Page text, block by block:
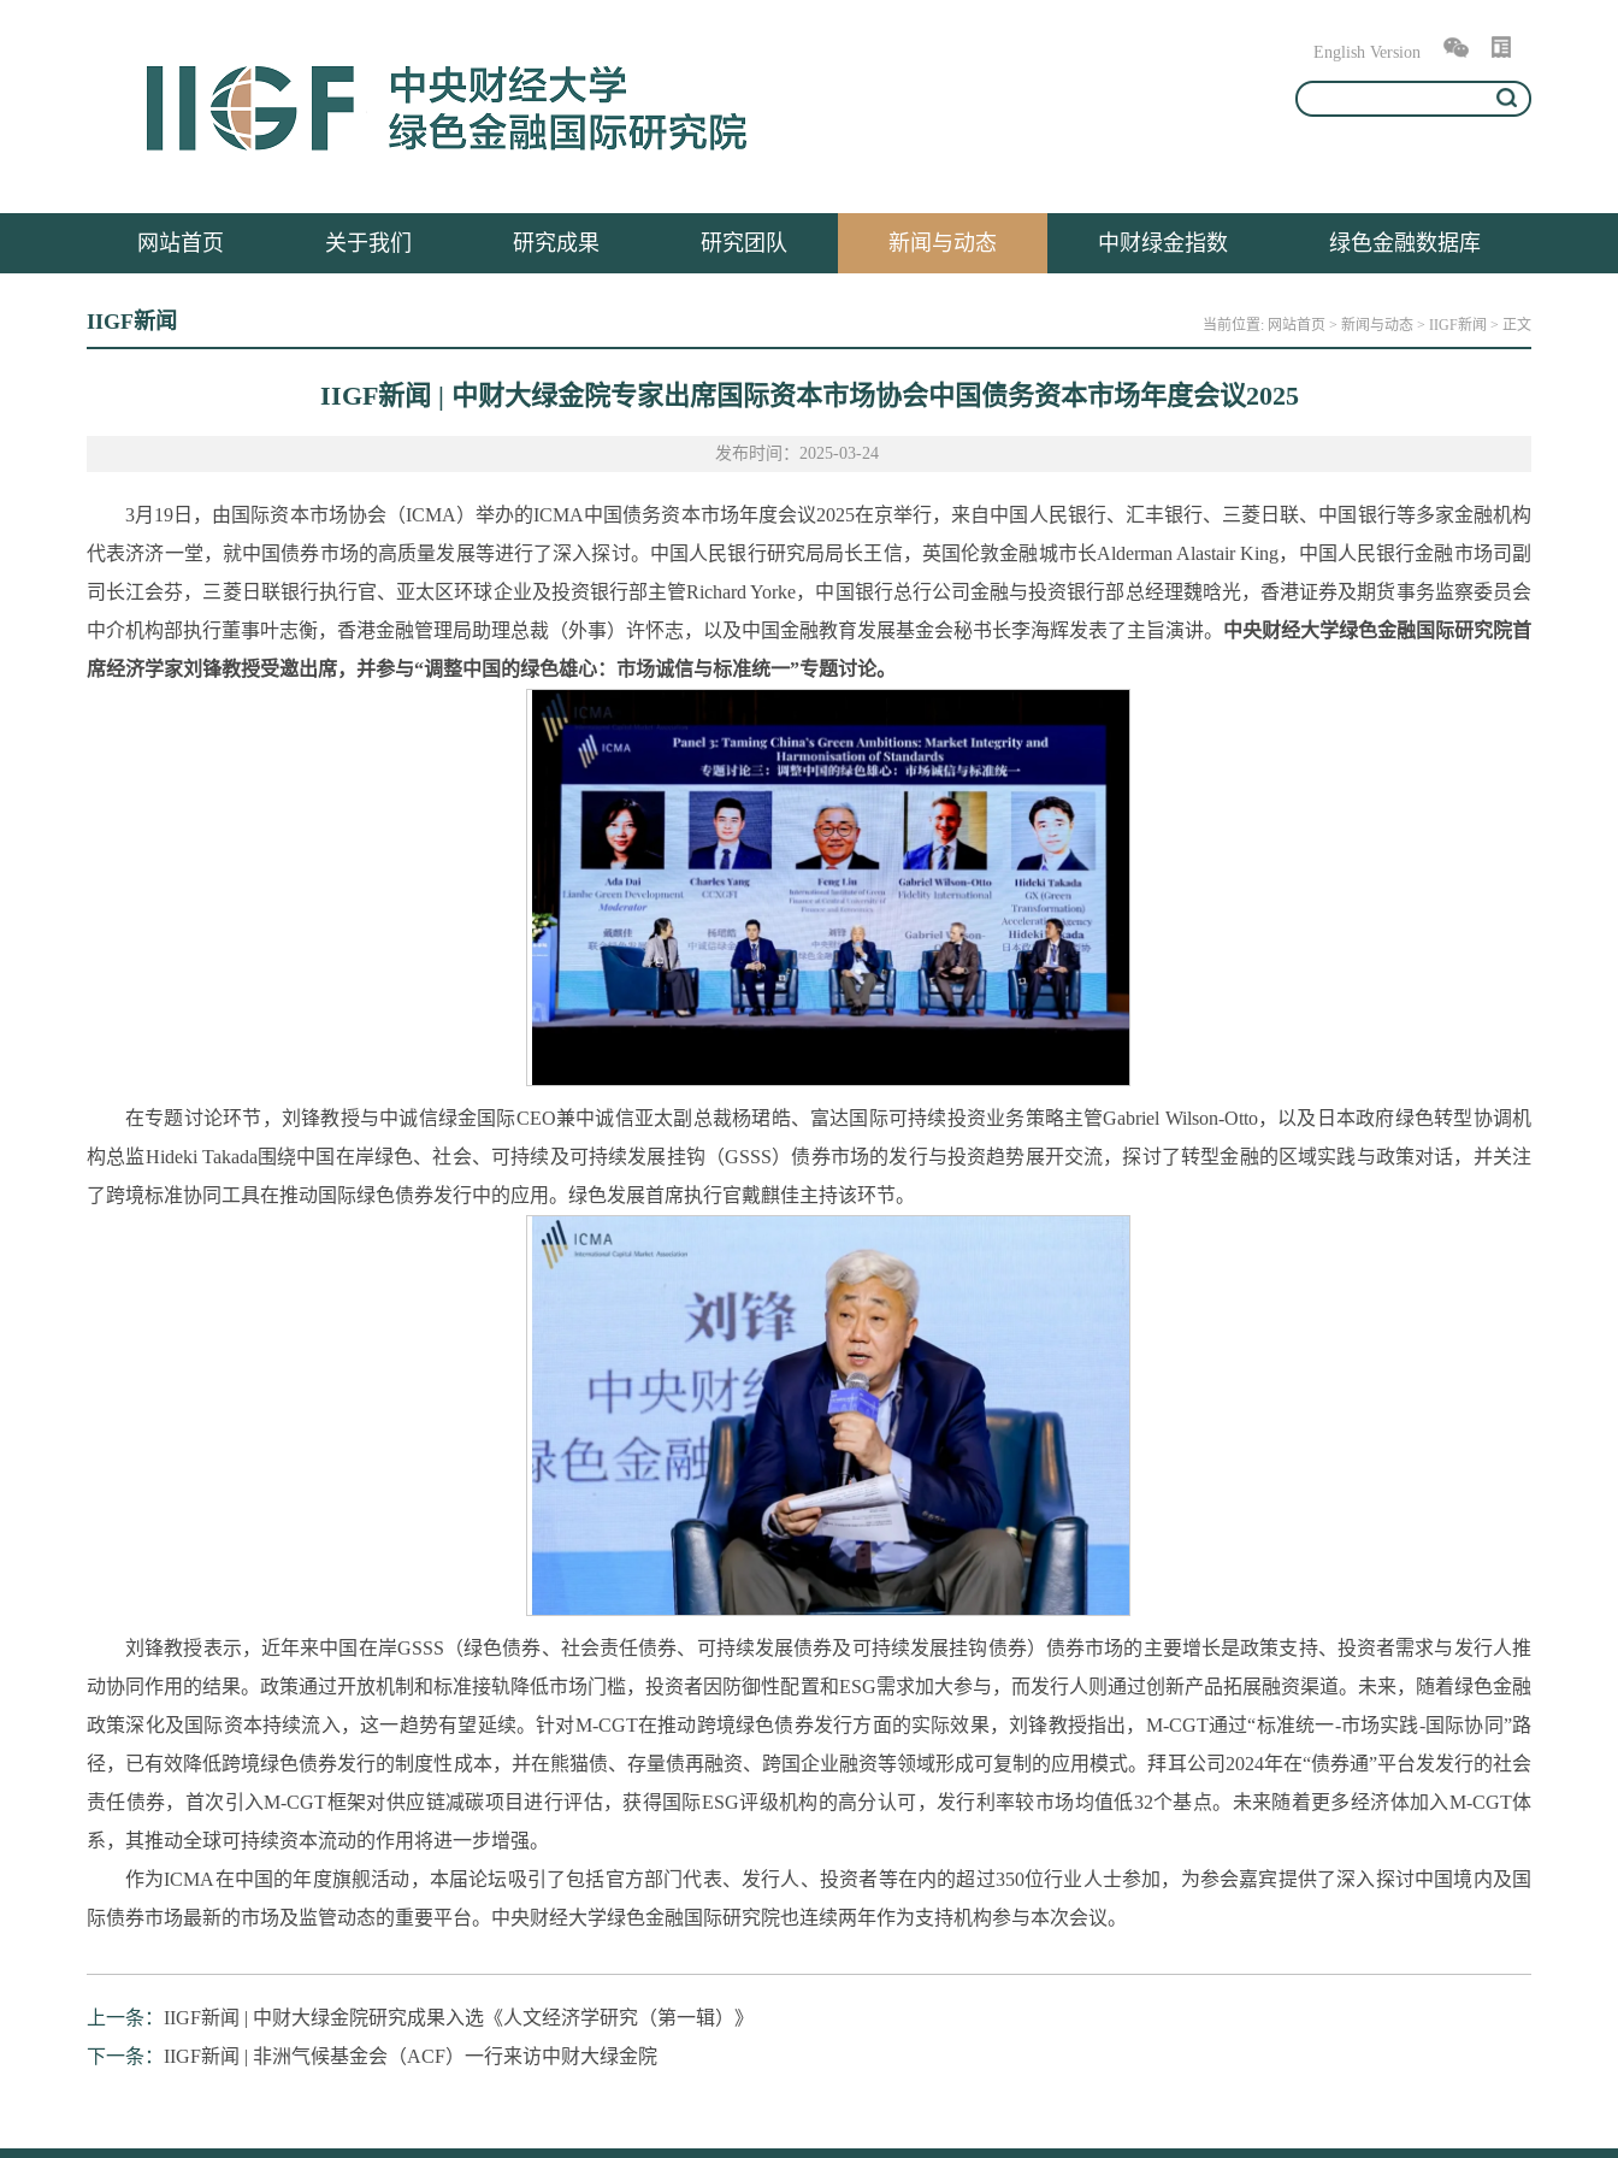
English Version
网站首页 关于我们 研究成果 研究团队 新闻与动态 中财绿金指数 绿色金融数据库
IIGF新闻 当前位置: 网站首页 > 新闻与动态 > IIGF新闻 > 正文
IIGF新闻 | 中财大绿金院专家出席国际资本市场协会中国债务资本市场年度会议2025
发布时间：2025-03-24
3月19日，由国际资本市场协会（ICMA）举办的ICMA中国债务资本市场年度会议2025在京举行，来自中国人民银行、汇丰银行、三菱日联、中国银行等多家金融机构
代表济济一堂，就中国债券市场的高质量发展等进行了深入探讨。中国人民银行研究局局长王信，英国伦敦金融城市长Alderman Alastair King，中国人民银行金融市场司副
司长江会芬，三菱日联银行执行官、亚太区环球企业及投资银行部主管Richard Yorke，中国银行总行公司金融与投资银行部总经理魏晗光，香港证券及期货事务监察委员会
中介机构部执行董事叶志衡，香港金融管理局助理总裁（外事）许怀志，以及中国金融教育发展基金会秘书长李海辉发表了主旨演讲。 中央财经大学绿色金融国际研究院首
席经济学家刘锋教授受邀出席，并参与“调整中国的绿色雄心：市场诚信与标准统一”专题讨论。
在专题讨论环节，刘锋教授与中诚信绿金国际CEO兼中诚信亚太副总裁杨珺皓、富达国际可持续投资业务策略主管Gabriel Wilson-Otto，以及日本政府绿色转型协调机
构总监Hideki Takada围绕中国在岸绿色、社会、可持续及可持续发展挂钩（GSSS）债券市场的发行与投资趋势展开交流，探讨了转型金融的区域实践与政策对话，并关注
了跨境标准协同工具在推动国际绿色债券发行中的应用。绿色发展首席执行官戴麒佳主持该环节。
刘锋教授表示，近年来中国在岸GSSS（绿色债券、社会责任债券、可持续发展债券及可持续发展挂钩债券）债券市场的主要增长是政策支持、投资者需求与发行人推
动协同作用的结果。政策通过开放机制和标准接轨降低市场门槛，投资者因防御性配置和ESG需求加⼤参与，而发行人则通过创新产品拓展融资渠道。未来，随着绿色金融
政策深化及国际资本持续流⼊，这⼀趋势有望延续。针对M-CGT在推动跨境绿色债券发行方面的实际效果，刘锋教授指出，M-CGT通过“标准统一-市场实践-国际协同”路
径，已有效降低跨境绿色债券发行的制度性成本，并在熊猫债、存量债再融资、跨国企业融资等领域形成可复制的应用模式。拜耳公司2024年在“债券通”平台发发行的社会
责任债券，首次引⼊M-CGT框架对供应链减碳项目进行评估，获得国际ESG评级机构的高分认可，发行利率较市场均值低32个基点。未来随着更多经济体加⼊M-CGT体
系，其推动全球可持续资本流动的作用将进⼀步增强。
作为ICMA在中国的年度旗舰活动，本届论坛吸引了包括官方部门代表、发行人、投资者等在内的超过350位行业人士参加，为参会嘉宾提供了深入探讨中国境内及国
际债券市场最新的市场及监管动态的重要平台。中央财经大学绿色金融国际研究院也连续两年作为支持机构参与本次会议。
上一条： IIGF新闻 | 中财大绿金院研究成果入选《人文经济学研究（第一辑）》
下一条： IIGF新闻 | 非洲气候基金会（ACF）一行来访中财大绿金院